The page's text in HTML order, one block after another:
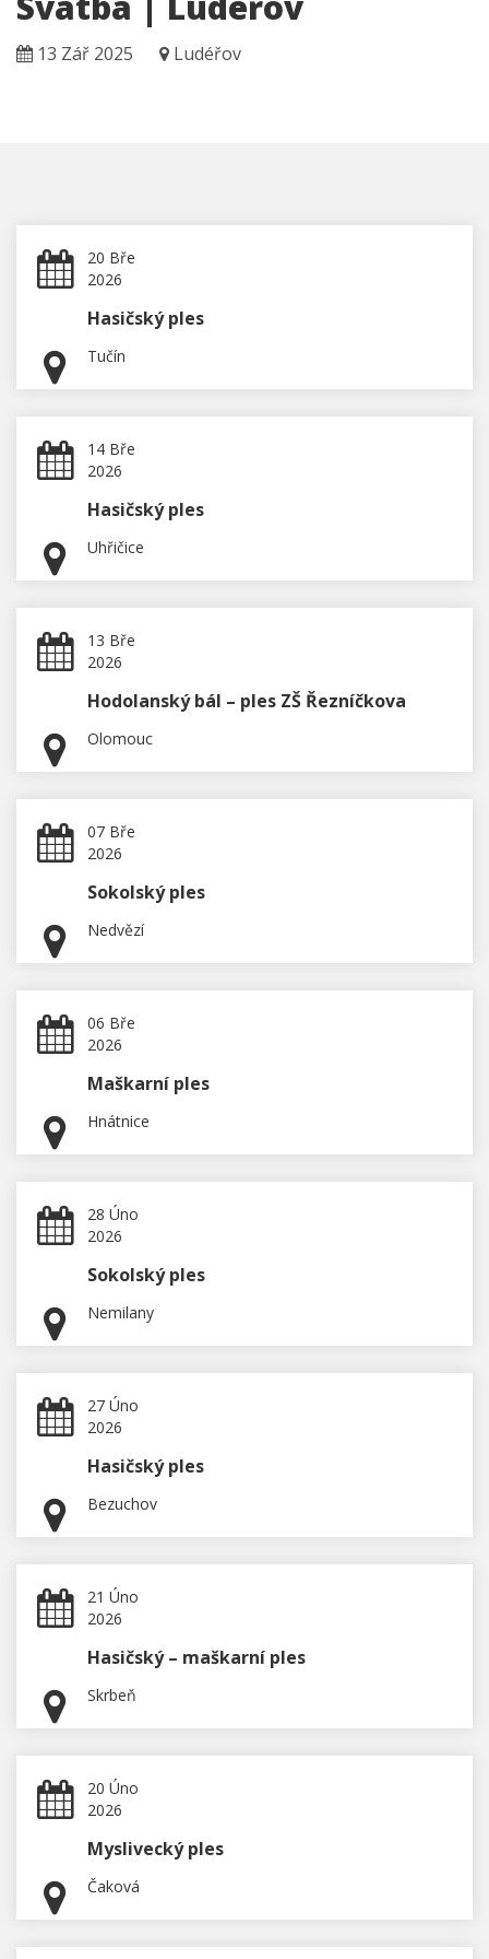
13 Zář 2025 Ludéřov
20 Bře
2026
Hasičský ples
Tučín
14 Bře
2026
Hasičský ples
Uhřičice
13 Bře
2026
Hodolanský bál – ples ZŠ Řezníčkova
Olomouc
07 Bře
2026
Sokolský ples
Nedvězí
06 Bře
2026
Maškarní ples
Hnátnice
28 Úno
2026
Sokolský ples
Nemilany
27 Úno
2026
Hasičský ples
Bezuchov
21 Úno
2026
Hasičský – maškarní ples
Skrbeň
20 Úno
2026
Myslivecký ples
Čaková